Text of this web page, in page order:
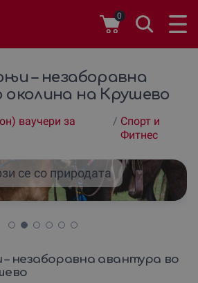
0
– незаборавна
околина на Крушево
ваучери за
/ Спорт и
Фитнес
се со природата
незаборавна авантура во